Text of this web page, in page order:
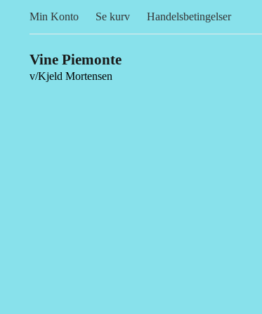
Min Konto Se kurv Handelsbetingelser
Vine Piemonte
v/Kjeld Mortensen